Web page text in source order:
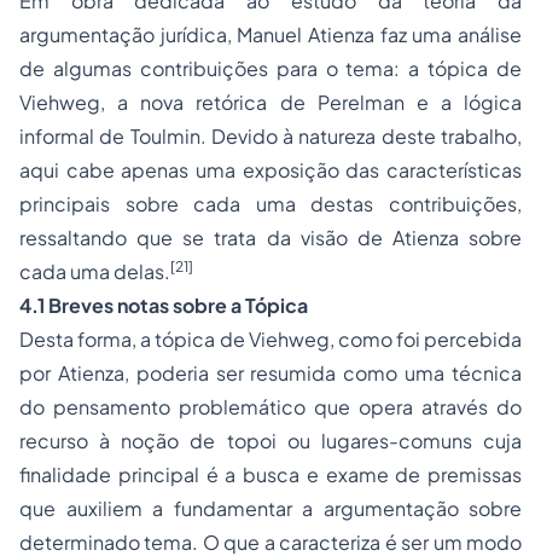
argumentação jurídica, Manuel Atienza faz uma análise
de algumas contribuições para o tema: a tópica de
Viehweg, a nova retórica de Perelman e a lógica
informal de Toulmin. Devido à natureza deste trabalho,
aqui cabe apenas uma exposição das características
principais sobre cada uma destas contribuições,
ressaltando que se trata da visão de Atienza sobre
cada uma delas. [21]
4.1 Breves notas sobre a Tópica
Desta forma, a tópica de Viehweg, como foi percebida
por Atienza, poderia ser resumida como uma técnica
do pensamento problemático que opera através do
recurso à noção de topoi ou lugares-comuns cuja
finalidade principal é a busca e exame de premissas
que auxiliem a fundamentar a argumentação sobre
determinado tema. O que a caracteriza é ser um modo